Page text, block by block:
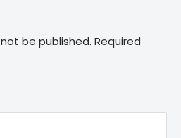
be published. Required